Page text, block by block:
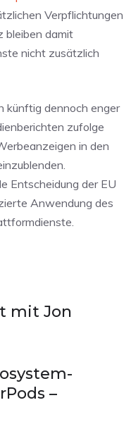
Verpflichtungen
bleiben damit
nicht zusätzlich
künftig dennoch enger
zufolge
in den
Entscheidung der EU
Anwendung des
mit Jon
–